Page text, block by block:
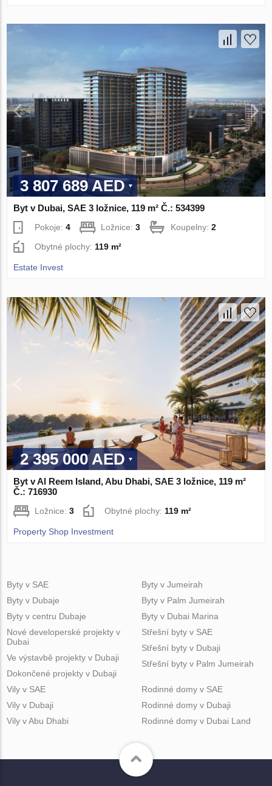
3 807 689 AED
Byt v Dubai, SAE 3 ložnice, 119 m² Č.: 534399
Pokoje:4 Ložnice:3 Koupelny:2
Obytné plochy: 119 m²
Estate Invest
2 395 000 AED
Byt v Al Reem Island, Abu Dhabi, SAE 3 ložnice, 119 m²
Č.: 716930
Ložnice:3 Obytné plochy: 119 m²
Property Shop Investment
Byty v SAE
Byty v Dubaje
Byty v centru Dubaje
Byty v Jumeirah
Byty v Palm Jumeirah
Byty v Dubai Marina
Nové developerské projekty v
Dubai
Ve výstavbě projekty v Dubaji
Dokončené projekty v Dubaji
Střešní byty v SAE
Střešní byty v Dubaji
Střešní byty v Palm Jumeirah
Vily v SAE
Vily v Dubaji
Vily v Abu Dhabi
Rodinné domy v SAE
Rodinné domy v Dubaji
Rodinné domy v Dubai Land